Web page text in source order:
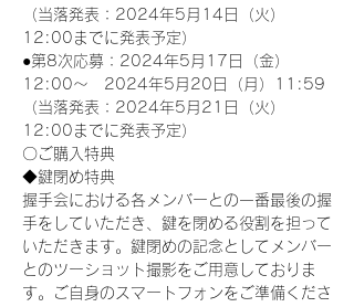
（当落発表：2024年5月14日（火）
12:00までに発表予定）
●第8次応募：2024年5月17日（金）
12:00～　2024年5月20日（月）11:59
（当落発表：2024年5月21日（火）
12:00までに発表予定）
〇ご購入特典
◆鍵閉め特典
握手会における各メンバーとの一番最後の握
手をしていただき、鍵を閉める役割を担って
いただきます。鍵閉めの記念としてメンバー
とのツーショット撮影をご用意しておりま
す。ご自身のスマートフォンをご準備くださ